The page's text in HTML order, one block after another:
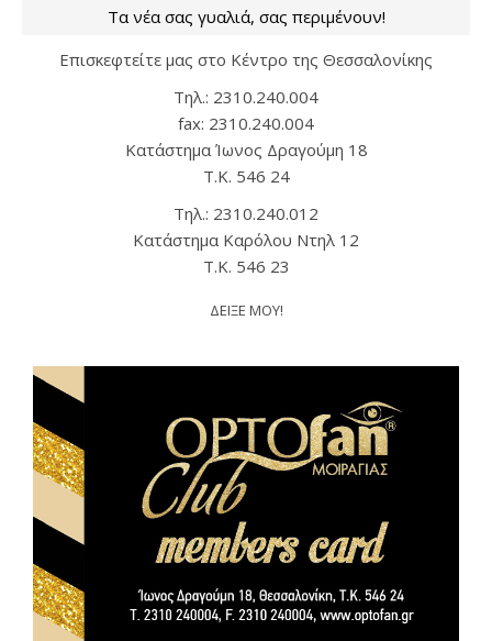
Τα νέα σας γυαλιά, σας περιμένουν!
Επισκεφτείτε μας στο Κέντρο της Θεσσαλονίκης
Tηλ.: 2310.240.004
fax: 2310.240.004
Kατάστημα Ίωνος Δραγούμη 18
T.K. 546 24
Τηλ.: 2310.240.012
Κατάστημα Καρόλου Ντηλ 12
T.K. 546 23
ΔΕΙΞΕ ΜΟΥ!